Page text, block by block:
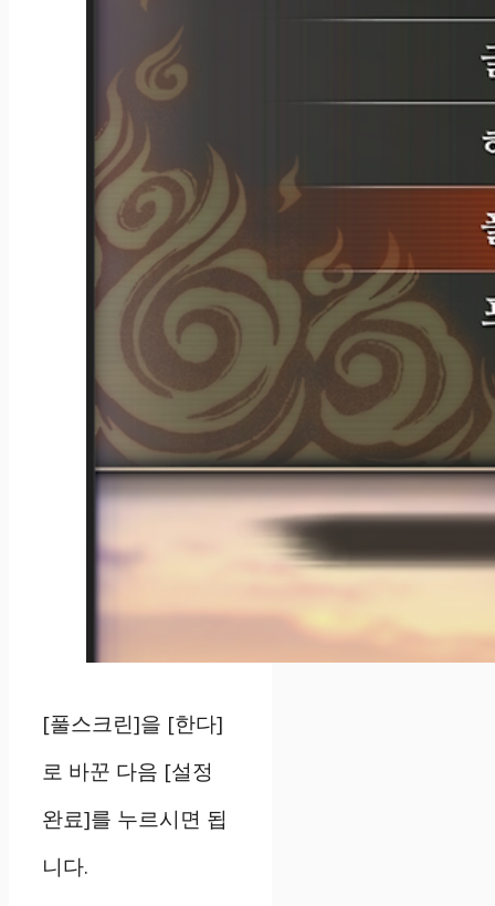
[풀스크린]을 [한다]
로 바꾼 다음 [설정
완료]를 누르시면 됩
니다.